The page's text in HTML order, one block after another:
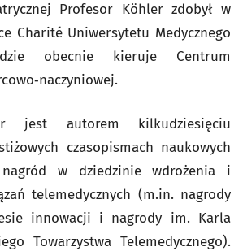
Profesor Köhler zdobył w
Charité Uniwersytetu Medycznego
obecnie kieruje Centrum
jest autorem kilkudziesięciu
czasopismach naukowych
w dziedzinie wdrożenia i
telemedycznych (m.in. nagrody
innowacji i nagrody im. Karla
Towarzystwa Telemedycznego).